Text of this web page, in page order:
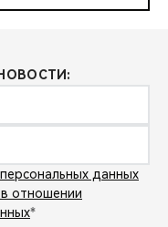
данных
отношении
*